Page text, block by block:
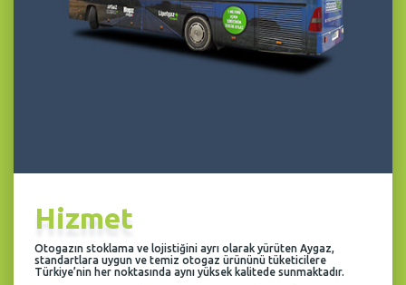
Hizmet
Otogazın stoklama ve lojistiğini ayrı olarak yürüten Aygaz,
standartlara uygun ve temiz otogaz ürününü tüketicilere
Türkiye’nin her noktasında aynı yüksek kalitede sunmaktadır.